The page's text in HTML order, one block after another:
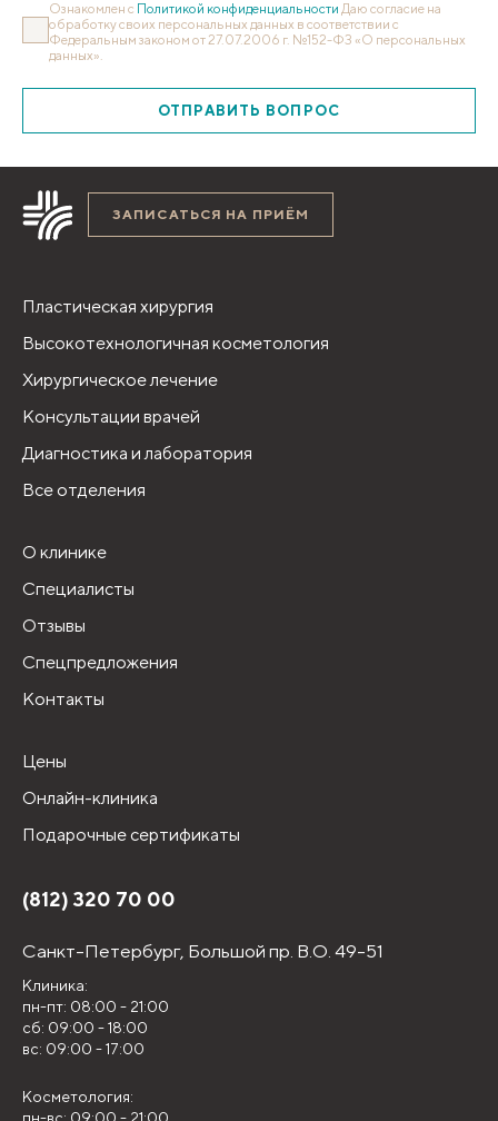
Ознакомлен с Политикой конфиденциальности Даю согласие на
обработку своих персональных данных в соответствии с
Федеральным законом от 27.07.2006 г. №152-ФЗ «О персональных
данных».
ОТПРАВИТЬ ВОПРОС
ЗАПИСАТЬСЯ НА ПРИЁМ
Пластическая хирургия
Высокотехнологичная косметология
Хирургическое лечение
Консультации врачей
Диагностика и лаборатория
Все отделения
О клинике
Специалисты
Отзывы
Спецпредложения
Контакты
Цены
Онлайн-клиника
Подарочные сертификаты
(812) 320 70 00
Санкт-Петербург, Большой пр. В.О. 49-51
Клиника:
пн-пт: 08:00 - 21:00
сб: 09:00 - 18:00
вс: 09:00 - 17:00
Косметология: